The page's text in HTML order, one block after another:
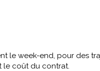
le week-end, pour des
le coût du contrat.